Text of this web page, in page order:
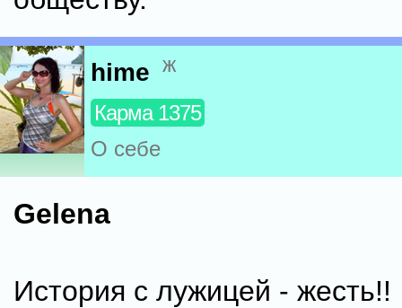
hime ж
Карма 1375
О себе
Gelena
История с лужицей - жесть!!